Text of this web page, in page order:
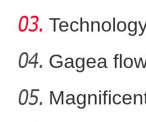
新疆
Xi
Gagea
Nal